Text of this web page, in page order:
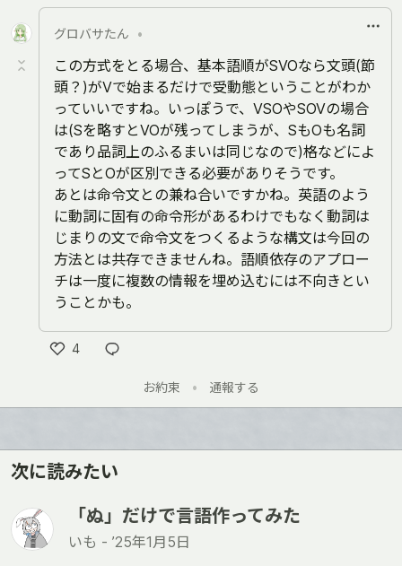
グロバサたん •
この方式をとる場合、基本語順がSVOなら文頭(節
頭？)がVで始まるだけで受動態ということがわか
っていいですね。いっぽうで、VSOやSOVの場合
は(Sを略すとVOが残ってしまうが、SもOも名詞
であり品詞上のふるまいは同じなので)格などによ
ってSとOが区別できる必要がありそうです。
あとは命令文との兼ね合いですかね。英語のよう
に動詞に固有の命令形があるわけでもなく動詞は
じまりの文で命令文をつくるような構文は今回の
方法とは共存できませんね。語順依存のアプロー
チは一度に複数の情報を埋め込むには不向きとい
うことかも。
4
ね
お約束 • 通報する
次に読みたい
「ぬ」だけで言語作ってみた
いも - ’25年1月5日